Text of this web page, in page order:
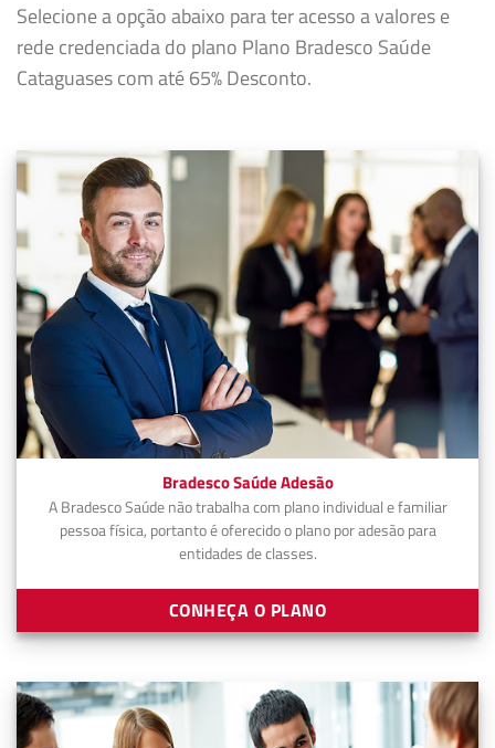
Selecione a opção abaixo para ter acesso a valores e
rede credenciada do plano Plano Bradesco Saúde
Cataguases com até 65% Desconto.
Bradesco Saúde Adesão
A Bradesco Saúde não trabalha com plano individual e familiar
pessoa física, portanto é oferecido o plano por adesão para
entidades de classes.
CONHEÇA O PLANO